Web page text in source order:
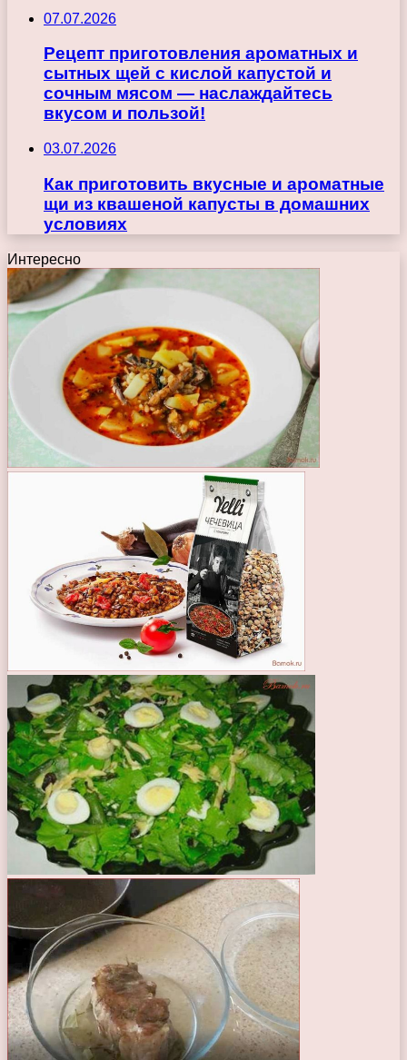
07.07.2026
Рецепт приготовления ароматных и
сытных щей с кислой капустой и
сочным мясом — наслаждайтесь
вкусом и пользой!
03.07.2026
Как приготовить вкусные и ароматные
щи из квашеной капусты в домашних
условиях
Интересно